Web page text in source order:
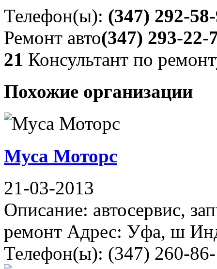
Телефон(ы): (347) 292-
Ремонт авто(347) 293-22-
21 Консультант по
Похожие организации
Муса Моторс
21-03-2013
Описание: автосервис,
ремонт Адрес: Уфа, ш
Телефон(ы): (347) 260-